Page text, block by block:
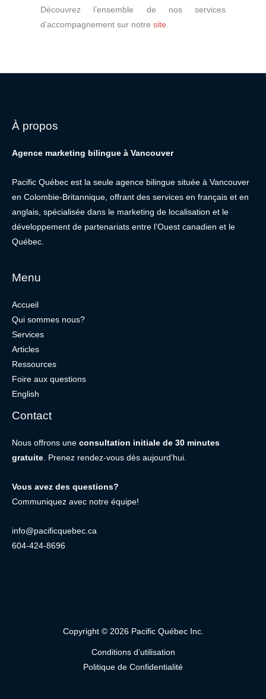
Découvrez l’ensemble de nos services
d’accompagnement sur notre site
À propos
Agence marketing bilingue à Vancouver
Pacific Québec est la seule agence bilingue située à Vancouver
en Colombie-Britannique, offrant des services en français et en
anglais, spécialisée dans le marketing de localisation et le
développement de partenariats entre l’Ouest canadien et le
Québec.
Menu
Accueil
Qui sommes nous?
Services
Articles
Ressources
Foire aux questions
English
Contact
Nous offrons une consultation initiale de 30 minutes
gratuite. Prenez rendez-vous dès aujourd’hui.
Vous avez des questions?
Communiquez avec notre équipe!
info@pacificquebec.ca
604-424-8696
Copyright © 2026 Pacific Québec Inc.
Conditions d’utilisation
Politique de Confidentialité